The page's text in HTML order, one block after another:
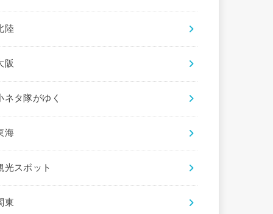
陸
阪
ネタ隊がゆく
海
光スポット
東